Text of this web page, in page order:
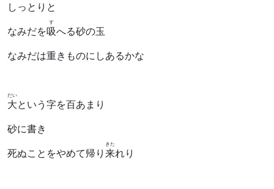
しっとりと
なみだを吸
す
へる砂の玉
なみだは重きものにしあるかな
大
だい
という字を百あまり
砂に書き
死ぬことをやめて帰り 来
きた
れり